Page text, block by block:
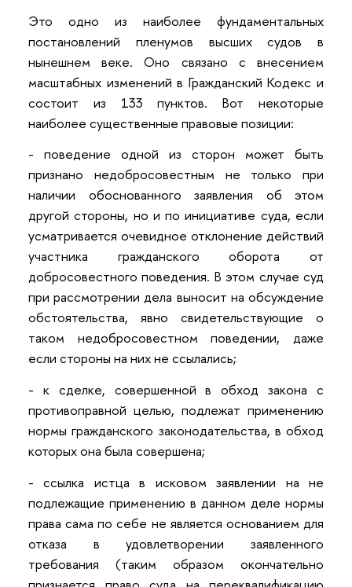
Это одно из наиболее фундаментальных
постановлений пленумов высших судов в
нынешнем веке. Оно связано с внесением
масштабных изменений в Гражданский Кодекс и
состоит из 133 пунктов. Вот некоторые
наиболее существенные правовые позиции:
- поведение одной из сторон может быть
признано недобросовестным не только при
наличии обоснованного заявления об этом
другой стороны, но и по инициативе суда, если
усматривается очевидное отклонение действий
участника гражданского оборота от
добросовестного поведения. В этом случае суд
при рассмотрении дела выносит на обсуждение
обстоятельства, явно свидетельствующие о
таком недобросовестном поведении, даже
если стороны на них не ссылались;
- к сделке, совершенной в обход закона с
противоправной целью, подлежат применению
нормы гражданского законодательства, в обход
которых она была совершена;
- ссылка истца в исковом заявлении на не
подлежащие применению в данном деле нормы
права сама по себе не является основанием для
отказа в удовлетворении заявленного
требования (таким образом окончательно